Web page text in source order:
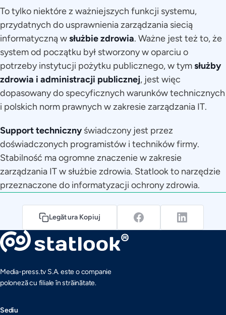
To tylko niektóre z ważniejszych funkcji systemu,
przydatnych do usprawnienia zarządzania siecią
informatyczną wsłużbie zdrowia. Ważne jest też to, że
system od początku był stworzony w oparciu o
potrzeby instytucji pożytku publicznego, w tymsłużby
zdrowia i administracji publicznej, jest więc
dopasowany do specyficznych warunków technicznych
i polskich norm prawnych w zakresie zarządzania IT.
Support techniczny świadczony jest przez
doświadczonych programistów i techników firmy.
Stabilność ma ogromne znaczenie w zakresie
zarządzania IT w służbie zdrowia. Statlook to narzędzie
przeznaczone do informatyzacji ochrony zdrowia.
Legătura Kopiuj
Media-press.tv S.A. este o companie
poloneză cu filiale în străinătate.
Sediu